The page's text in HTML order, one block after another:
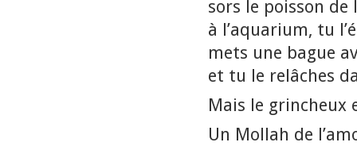
sors le poisson
à l’aquarium, tu
mets une bague
et tu le relâches
Mais le grincheux
Un Mollah de